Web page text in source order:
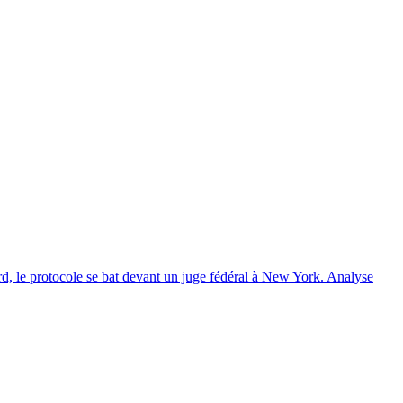
le protocole se bat devant un juge fédéral à New York. Analyse